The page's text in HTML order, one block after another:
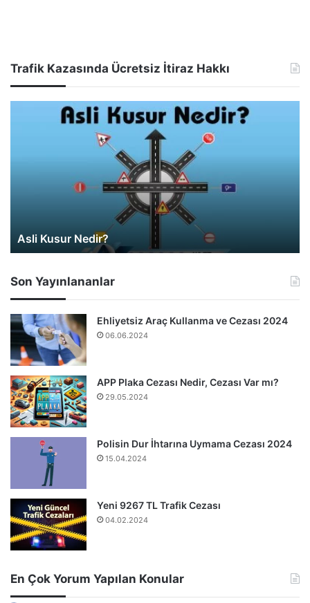
Trafik Kazasında Ücretsiz İtiraz Hakkı
Asli Kusur Nedir?
Son Yayınlananlar
Ehliyetsiz Araç Kullanma ve Cezası 2024
06.06.2024
APP Plaka Cezası Nedir, Cezası Var mı?
29.05.2024
Polisin Dur İhtarına Uymama Cezası 2024
15.04.2024
Yeni 9267 TL Trafik Cezası
04.02.2024
En Çok Yorum Yapılan Konular